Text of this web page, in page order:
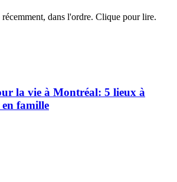
dans l'ordre. Clique pour lire.
la vie à Montréal: 5 lieux à
famille